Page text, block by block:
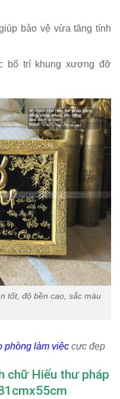
bảo vệ vừa tăng tính
bố trí khung xương đỡ
tốt, độ bền cao, sắc màu
phòng làm việc cực đẹp
chữ Hiếu thư pháp